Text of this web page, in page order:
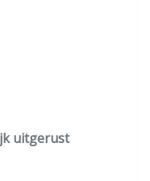
uitgerust